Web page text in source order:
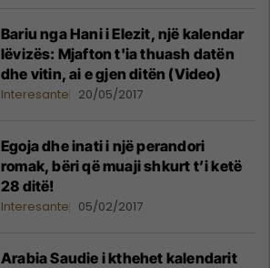
Bariu nga Hani i Elezit, një kalendar
lëvizës: Mjafton t'ia thuash datën
dhe vitin, ai e gjen ditën (Video)
Interesante 20/05/2017
Egoja dhe inati i një perandori
romak, bëri që muaji shkurt t’i ketë
28 ditë!
Interesante 05/02/2017
Arabia Saudie i kthehet kalendarit